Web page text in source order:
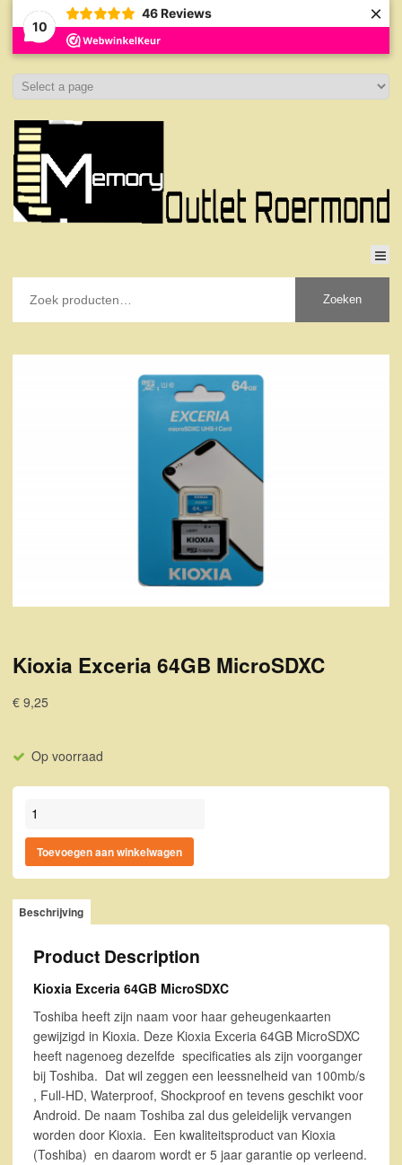
10
46 Reviews ×
Zoeken
Kioxia Exceria 64GB MicroSDXC
€ 9,25
Op voorraad
Kioxia Exceria 64GB MicroSDXC aantal
Toevoegen aan winkelwagen
Beschrijving
Product Description
Kioxia Exceria 64GB MicroSDXC
Toshiba heeft zijn naam voor haar geheugenkaarten
gewijzigd in Kioxia. Deze Kioxia Exceria 64GB MicroSDXC
heeft nagenoeg dezelfde specificaties als zijn voorganger
bij Toshiba. Dat wil zeggen een leessnelheid van 100mb/s
, Full-HD, Waterproof, Shockproof en tevens geschikt voor
Android. De naam Toshiba zal dus geleidelijk vervangen
worden door Kioxia. Een kwaliteitsproduct van Kioxia
(Toshiba) en daarom wordt er 5 jaar garantie op verleend.